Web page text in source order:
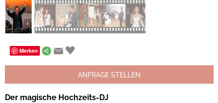
Merken
ANFRAGE STELLEN
Der magische Hochzeits-DJ